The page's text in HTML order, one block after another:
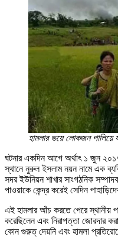
হামলার ভয়ে লোকজন পালিয়ে
ঘটনার একদিন আগে অর্থাৎ ১ জুন
স্থানে নুরুল ইসলাম নয়ন নামে এক
সদর ইউনিয়ন শাখার সাংগঠনিক
পাওয়াকে কেন্দ্র করেই সেদিন
এই হামলার আঁচ করতে পেরে স্থানীয়
করেছিলেন এবং নিরাপত্তা জোরদার
কোন গুরুত্ দেয়নি এবং হামলা